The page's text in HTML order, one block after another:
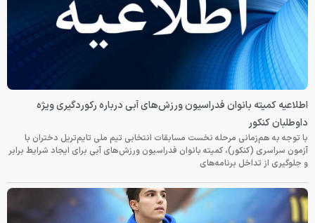
اطلاعیه کمیته بانوان فدراسیون ورزش‌های آبی درباره رکوردگیری ویژه
داوطلبان کنکور
با توجه به هم‌زمانی مرحله نخست مسابقات انتخابی تیم ملی تایم‌تریل دختران با
آزمون سراسری (کنکور)، کمیته بانوان فدراسیون ورزش‌های آبی برای ایجاد شرایط برابر
و جلوگیری از تداخل برنامه‌های